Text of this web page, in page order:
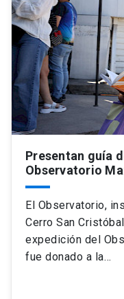
Presentan guía
Observatorio
El Observatorio,
Cerro San
expedición del
fue donado a la…